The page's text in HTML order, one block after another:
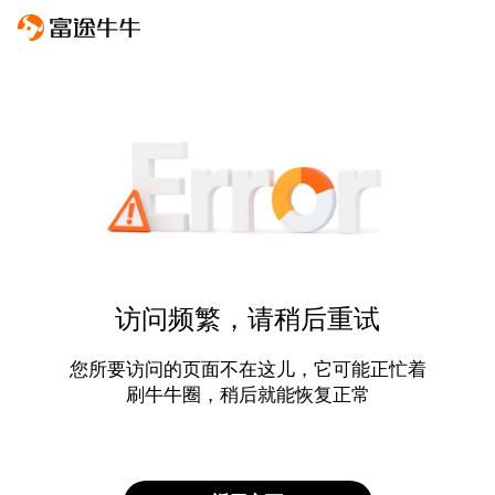
访问频繁，请稍后重试
您所要访问的页面不在这儿，它可能正忙着
刷牛牛圈，稍后就能恢复正常